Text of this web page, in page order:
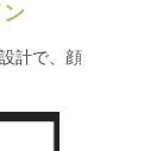
計で、顔